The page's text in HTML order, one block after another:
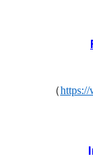
（https://